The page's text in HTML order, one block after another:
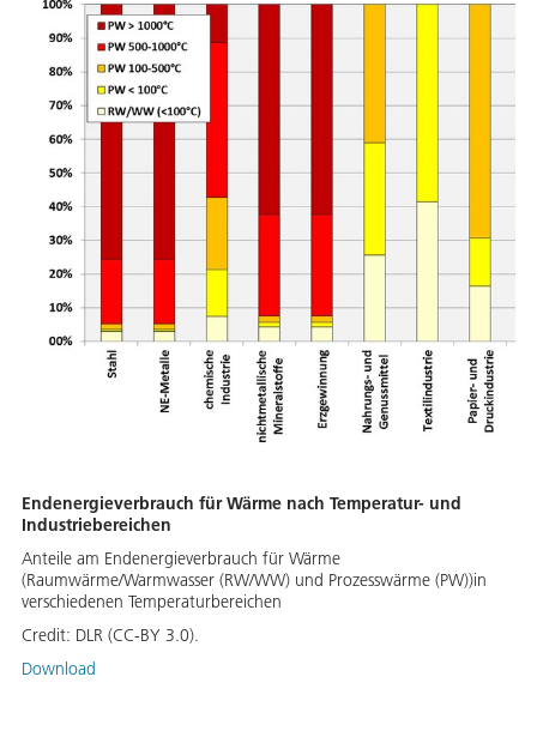
Endenergieverbrauch für Wärme nach Temperatur- und
Industriebereichen
Anteile am Endenergieverbrauch für Wärme
(Raumwärme/Warmwasser (RW/WW) und Prozesswärme (PW))in
verschiedenen Temperaturbereichen
Credit: DLR (CC-BY 3.0).
Download